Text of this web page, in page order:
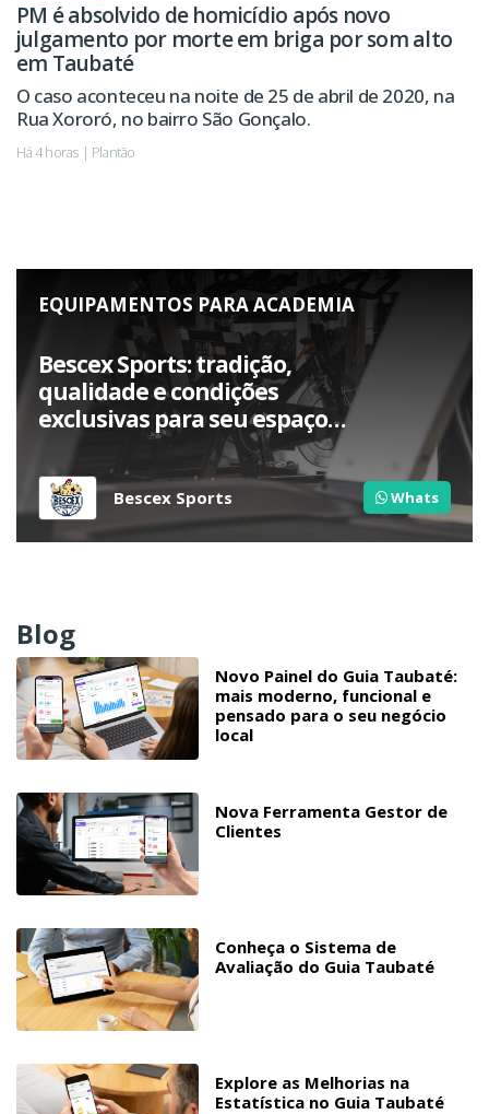
PM é absolvido de homicídio após novo
julgamento por morte em briga por som alto
em Taubaté
O caso aconteceu na noite de 25 de abril de 2020, na
Rua Xororó, no bairro São Gonçalo.
Há 4 horas | Plantão
EQUIPAMENTOS PARA ACADEMIA
Bescex Sports: tradição,
qualidade e condições
exclusivas para seu espaço
Bescex Sports Whats
Blog
Novo Painel do Guia Taubaté:
mais moderno, funcional e
pensado para o seu negócio
local
Nova Ferramenta Gestor de
Clientes
Conheça o Sistema de
Avaliação do Guia Taubaté
Explore as Melhorias na
Estatística no Guia Taubaté